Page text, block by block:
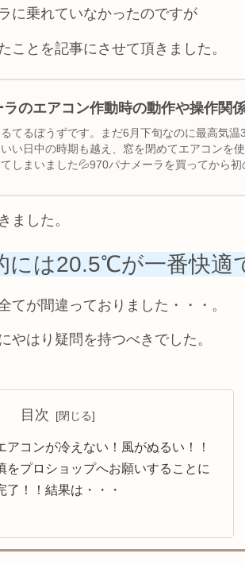
に乗れていなかったのですが
ことを記事にさせて頂きました。
のエアコン作動時の動作や操作関
てるぼうずです。まだ6月下旬なのに最高気
い日中の時期も越え、窓を閉めてエアコンを
しまいました💦970パナメーラを買ってから初
ました。
には20.5℃が一番快適
てが間違っておりました・・・。
やはり疑問を持つべきでした。
目次
アコンが冷えない！風がぬるい！！
をプロショップへお願いすることに
了！！結果は・・・